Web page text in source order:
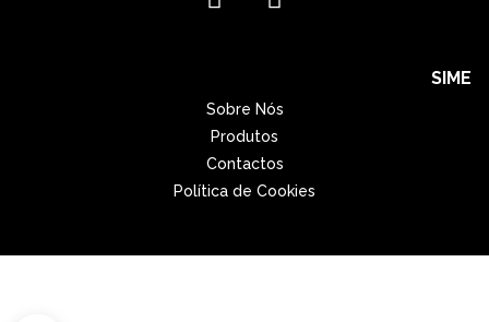
SIME
Sobre Nós
Produtos
Contactos
Política de Cookies